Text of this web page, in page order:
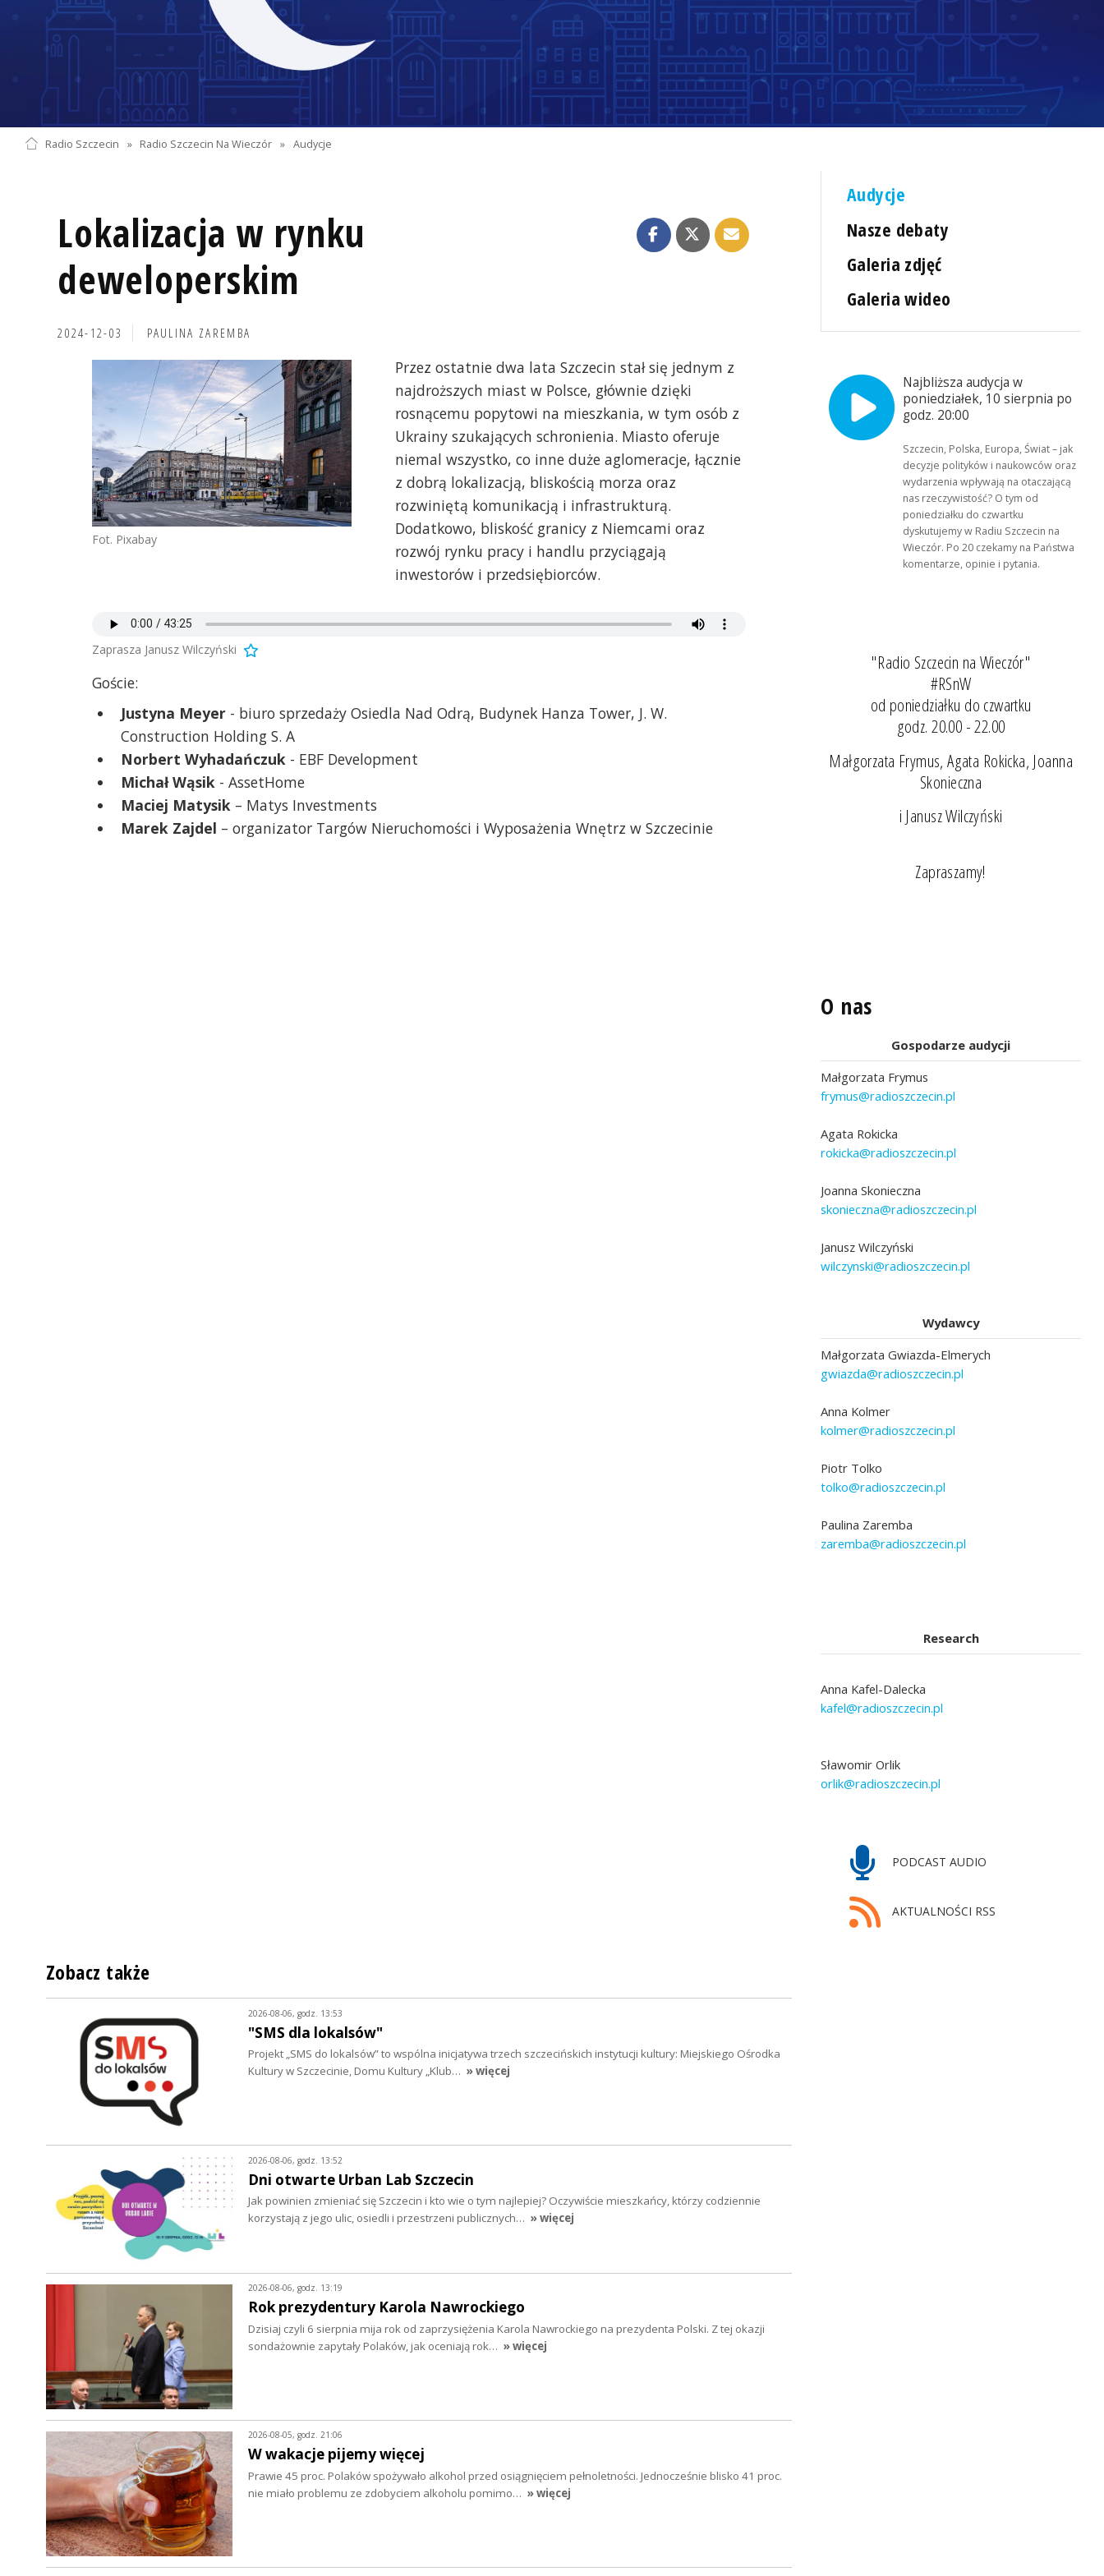
Radio Szczecin » Radio Szczecin Na Wieczór » Audycje
Lokalizacja w rynku
deweloperskim
2024-12-03 PAULINA ZAREMBA
Fot. Pixabay
Przez ostatnie dwa lata Szczecin stał się jednym z
najdroższych miast w Polsce, głównie dzięki
rosnącemu popytowi na mieszkania, w tym osób z
Ukrainy szukających schronienia. Miasto oferuje
niemal wszystko, co inne duże aglomeracje, łącznie
z dobrą lokalizacją, bliskością morza oraz
rozwiniętą komunikacją i infrastrukturą.
Dodatkowo, bliskość granicy z Niemcami oraz
rozwój rynku pracy i handlu przyciągają
inwestorów i przedsiębiorców.
Zaprasza Janusz Wilczyński
Goście:
Justyna Meyer - biuro sprzedaży Osiedla Nad Odrą, Budynek Hanza Tower, J. W.
Construction Holding S. A
Norbert Wyhadańczuk - EBF Development
Michał Wąsik - AssetHome
Maciej Matysik – Matys Investments
Marek Zajdel – organizator Targów Nieruchomości i Wyposażenia Wnętrz w Szczecinie
Audycje
Nasze debaty
Galeria zdjęć
Galeria wideo
Najbliższa audycja w
poniedziałek, 10 sierpnia po
godz. 20:00
Szczecin, Polska, Europa, Świat – jak
decyzje polityków i naukowców oraz
wydarzenia wpływają na otaczającą
nas rzeczywistość? O tym od
poniedziałku do czwartku
dyskutujemy w Radiu Szczecin na
Wieczór. Po 20 czekamy na Państwa
komentarze, opinie i pytania.
"Radio Szczecin na Wieczór"
#RSnW
od poniedziałku do czwartku
godz. 20.00 - 22.00
Małgorzata Frymus, Agata Rokicka, Joanna
Skonieczna
i Janusz Wilczyński
Zapraszamy!
O nas
Gospodarze audycji
Małgorzata Frymus
frymus@radioszczecin.pl
Agata Rokicka
rokicka@radioszczecin.pl
Joanna Skonieczna
skonieczna@radioszczecin.pl
Janusz Wilczyński
wilczynski@radioszczecin.pl
Wydawcy
Małgorzata Gwiazda-Elmerych
gwiazda@radioszczecin.pl
Anna Kolmer
kolmer@radioszczecin.pl
Piotr Tolko
tolko@radioszczecin.pl
Paulina Zaremba
zaremba@radioszczecin.pl
Research
Anna Kafel-Dalecka
kafel@radioszczecin.pl
Sławomir Orlik
orlik@radioszczecin.pl
PODCAST AUDIO
AKTUALNOŚCI RSS
Zobacz także
2026-08-06, godz. 13:53
"SMS dla lokalsów"
Projekt „SMS do lokalsów” to wspólna inicjatywa trzech szczecińskich instytucji kultury: Miejskiego Ośrodka
Kultury w Szczecinie, Domu Kultury „Klub… » więcej
2026-08-06, godz. 13:52
Dni otwarte Urban Lab Szczecin
Jak powinien zmieniać się Szczecin i kto wie o tym najlepiej? Oczywiście mieszkańcy, którzy codziennie
korzystają z jego ulic, osiedli i przestrzeni publicznych… » więcej
2026-08-06, godz. 13:19
Rok prezydentury Karola Nawrockiego
Dzisiaj czyli 6 sierpnia mija rok od zaprzysiężenia Karola Nawrockiego na prezydenta Polski. Z tej okazji
sondażownie zapytały Polaków, jak oceniają rok… » więcej
2026-08-05, godz. 21:06
W wakacje pijemy więcej
Prawie 45 proc. Polaków spożywało alkohol przed osiągnięciem pełnoletności. Jednocześnie blisko 41 proc.
nie miało problemu ze zdobyciem alkoholu pomimo… » więcej